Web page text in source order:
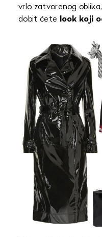
vrlo zatvorenog
dobit ćete
look koji